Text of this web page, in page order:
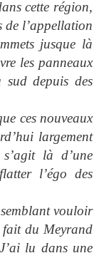
cette région,
de l’appellation
jusque là
les panneaux
sud depuis des
ces nouveaux
largement
là d’une
l’égo des
vouloir
fait du Meyrand
lu dans une